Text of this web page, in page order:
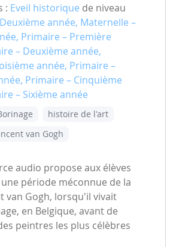
: Eveil historique de niveau
année, Maternelle –
Primaire – Première
– Deuxième année,
année, Primaire –
Primaire – Cinquième
– Sixième année
histoire de l'art
van Gogh
audio propose aux élèves
période méconnue de la
van Gogh, lorsqu'il vivait
en Belgique, avant de
peintres les plus célèbres